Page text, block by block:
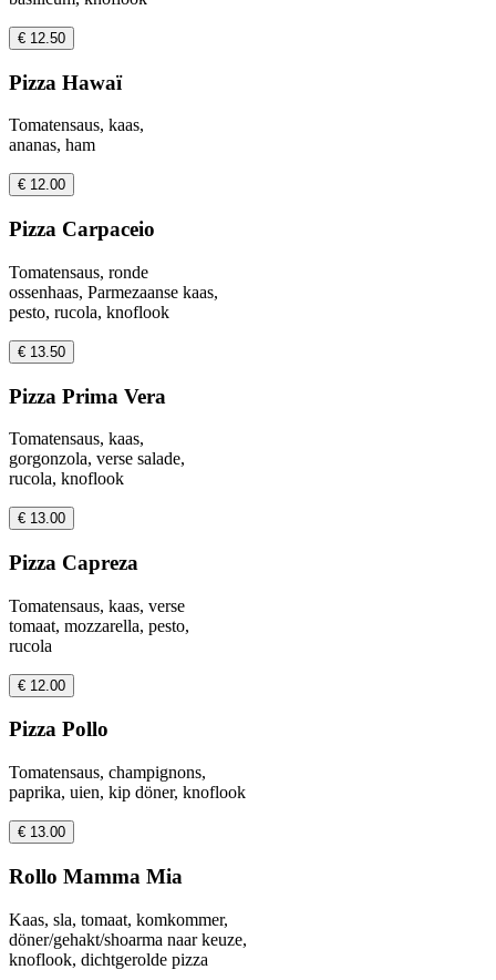
€ 12.50
Pizza Hawaï
Tomatensaus, kaas,
ananas, ham
€ 12.00
Pizza Carpaceio
Tomatensaus, ronde
ossenhaas, Parmezaanse kaas,
pesto, rucola, knoflook
€ 13.50
Pizza Prima Vera
Tomatensaus, kaas,
gorgonzola, verse salade,
rucola, knoflook
€ 13.00
Pizza Capreza
Tomatensaus, kaas, verse
tomaat, mozzarella, pesto,
rucola
€ 12.00
Pizza Pollo
Tomatensaus, champignons,
paprika, uien, kip döner, knoflook
€ 13.00
Rollo Mamma Mia
Kaas, sla, tomaat, komkommer,
döner/gehakt/shoarma naar keuze,
knoflook, dichtgerolde pizza